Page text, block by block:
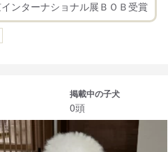
掲載中の子犬
0頭